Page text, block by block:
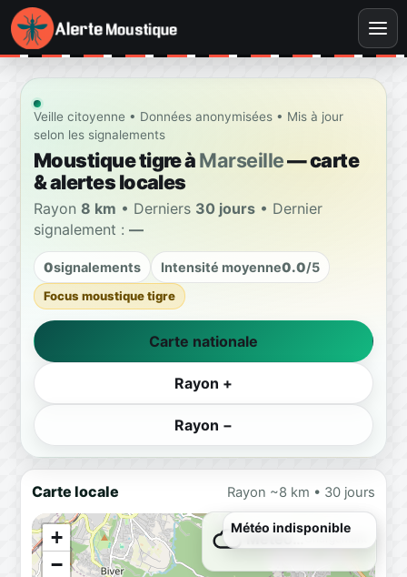
Veille citoyenne • Données anonymisées • Mis à jour
selon les signalements
Moustique tigre àMarseille— carte
& alertes locales
Rayon 8 km • Derniers 30 jours • Dernier
signalement : —
0signalements Intensité moyenne0.0/5
Focus moustique tigre
Carte nationale
Rayon +
Rayon −
Carte locale Rayon ~8 km • 30 jours
+
−
Météo…Chargement
Météo indisponible